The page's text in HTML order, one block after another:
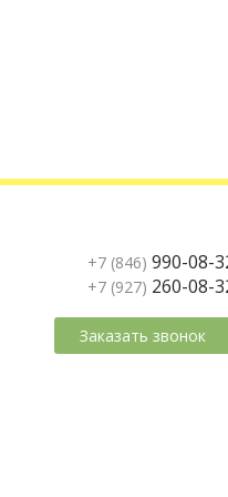
+7 (846) 990-08-
+7 (927) 260-08-
Заказать звонок